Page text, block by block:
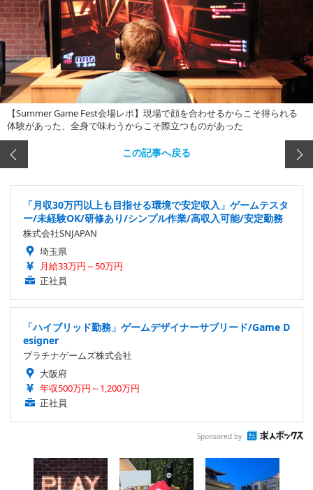
【Summer Game Fest会場レポ】現場で顔を合わせるからこそ得られる
体験があった、全身で味わうからこそ際立つものがあった
この記事へ戻る
「月収30万円以上も目指せる環境で安定収入」ゲームテスタ
ー/未経験OK/研修あり/シンプル作業/高収入可能/安定勤務
株式会社SNJAPAN
埼玉県
月給33万円～50万円
正社員
「ハイブリッド勤務」ゲームデザイナーサブリード/Game D
esigner
プラチナゲームズ株式会社
大阪府
年収500万円～1,200万円
正社員
Sponsored by